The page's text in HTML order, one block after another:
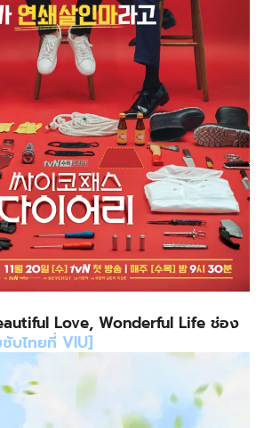
Love, Wonderful Life ช่อง
บไทยที่ VIU]